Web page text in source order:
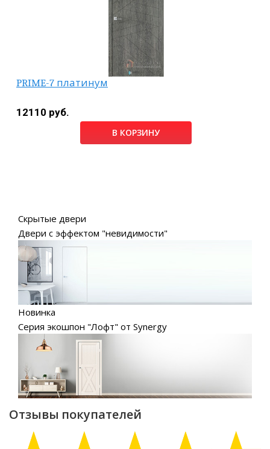
PRIME-7 платинум
12110 руб.
В КОРЗИНУ
Скрытые двери
Двери с эффектом "невидимости"
Новинка
Серия экошпон "Лофт" от Synergy
Отзывы покупателей